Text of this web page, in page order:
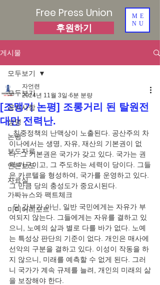
Free Press Union
후원하기
ME
NU
게시물
모두보기
공지사항
성명
논평
보도자료
언론보도
자료실
가짜뉴스와 팩트체크
미디어리포트
모두보기
[조맹기 논평] 조롱거리 된 탈원전
대만 전력난.
자언련
2024년 11월 3일 6분 분량
친중정책의 난맥상이 노출된다. 공산주의 차
이나에서는 생명, 자유, 재산의 기본권이 없
다. 그 기본권은 국가가 갖고 있다. 국가는 권
력 기구이고, 그 주도하는 세력이 당이다. 그들
은 카르텔을 형성하여, 국가를 운영하고 있다.
그 만큼 당의 충성도가 중요시된다.
당 간부가 아닌, 일반 국민에게는 자유가 부
여되지 않는다. 그들에게는 자유를 결하고 있
으니, 노예의 삶과 별로 다를 바가 없다. 노예
는 특성상 판단의 기준이 없다. 개인은 매사에
선악의 구분을 결하고 있다. 이성이 작동을 하
지 않으니, 미래를 예측할 수 없게 된다. 그러
니 국가가 계속 규제를 늘려, 개인의 미래의 삶
을 보장해야 한다.